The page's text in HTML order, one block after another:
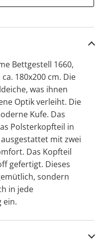
Bettgestell 1660,
180x200 cm. Die
was ihnen
Optik verleiht. Die
Kufe. Das
Polsterkopfteil in
mit zwei
Das Kopfteil
gefertigt. Dieses
sondern
in jede
ein.